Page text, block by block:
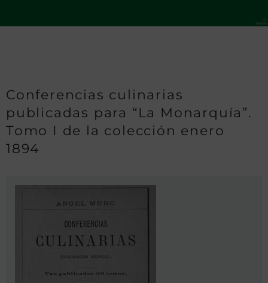
Conferencias culinarias
publicadas para “La Monarquía”.
Tomo I de la colección enero
1894